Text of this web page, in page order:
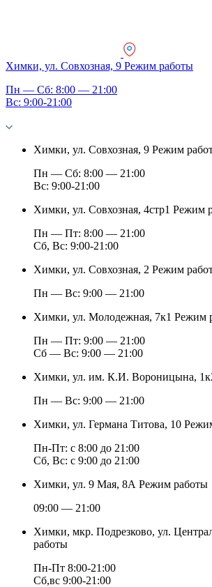
Химки, ул. Совхозная, 9 Режим работы
Пн — Сб: 8:00 — 21:00
Вс: 9:00-21:00
Химки, ул. Совхозная, 9 Режим
Пн — Сб: 8:00 — 21:00
Вс: 9:00-21:00
Химки, ул. Совхозная, 4стр1 Режим
Пн — Пт: 8:00 — 21:00
Сб, Вс: 9:00-21:00
Химки, ул. Совхозная, 2 Режим
Пн — Вс: 9:00 — 21:00
Химки, ул. Молодежная, 7к1 Режим
Пн — Пт: 9:00 — 21:00
Cб — Вс: 9:00 — 21:00
Химки, ул. им. К.И. Вороницына,
Пн — Вс: 9:00 — 21:00
Химки, ул. Германа Титова, 10
Пн-Пт: с 8:00 до 21:00
Сб, Вс: с 9:00 до 21:00
Химки, ул. 9 Мая, 8А Режим работы
09:00 — 21:00
Химки, мкр. Подрезково, ул.
работы
Пн-Пт 8:00-21:00
Сб,вс 9:00-21:00